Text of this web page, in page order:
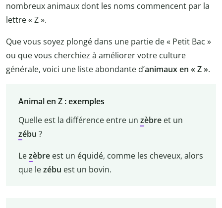
nombreux animaux dont les noms commencent par la
lettre « Z ».
Que vous soyez plongé dans une partie de « Petit Bac »
ou que vous cherchiez à améliorer votre culture
générale, voici une liste abondante d’animaux en « Z ».
Animal en Z : exemples
Quelle est la différence entre un zèbreet un
zébu ?
Lezèbreest un équidé, comme les cheveux, alors
que lezébu est un bovin.